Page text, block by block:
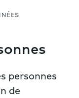
personnes
de